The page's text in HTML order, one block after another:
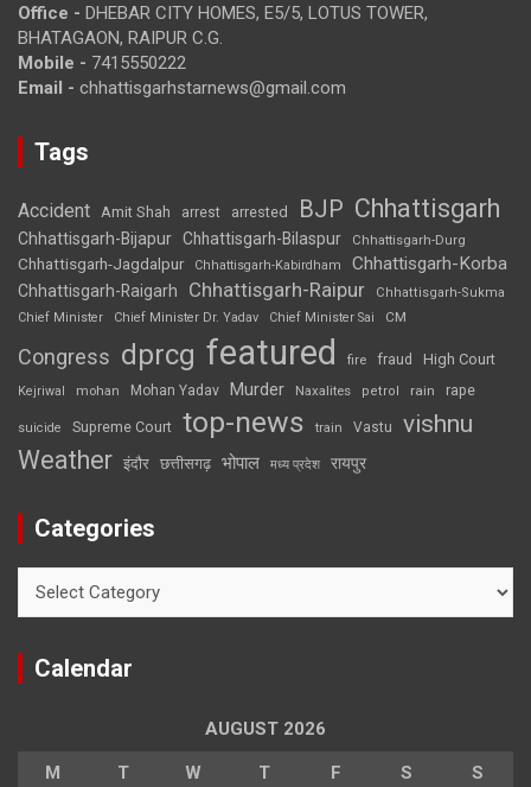
Office - DHEBAR CITY HOMES, E5/5, LOTUS TOWER,
BHATAGAON, RAIPUR C.G.
Mobile - 7415550222
Email - chhattisgarhstarnews@gmail.com
Tags
Accident Amit Shah arrest arrested BJP Chhattisgarh
Chhattisgarh-Bijapur Chhattisgarh-Bilaspur Chhattisgarh-Durg
Chhattisgarh-Jagdalpur Chhattisgarh-Kabirdham Chhattisgarh-Korba
Chhattisgarh-Raigarh Chhattisgarh-Raipur
Chhattisgarh-Sukma
Chief Minister
Chief Minister Dr. Yadav Chief Minister Sai CM
Congress dprcg featured fire fraud High Court
Kejriwal mohan Mohan Yadav Murder Naxalites petrol rain rape
suicide Supreme Court top-news train Vastu vishnu
Weather इंदौर छत्तीसगढ़ भोपाल मध्य प्रदेश रायपुर
Categories
Calendar
AUGUST 2026
M T W T F S S